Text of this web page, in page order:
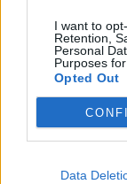
I want to
Retention,
Personal
Purposes
Opted Out
Data
μας και
τη βιώσιμη
Μάθετε